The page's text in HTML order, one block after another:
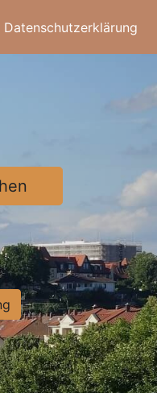
Datenschutzerklärung